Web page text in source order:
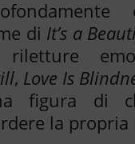
di It’s a
, Love Is
figura di
la